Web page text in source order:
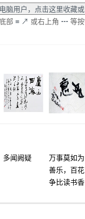
部 ≡ ↗ 或右上角 ┅ 等
多闻阙疑
万事莫如为
善乐，百花
争比读书香